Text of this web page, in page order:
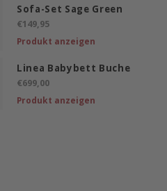
Sofa-Set Sage Green
€149,95
Produkt anzeigen
Linea Babybett Buche
€699,00
Produkt anzeigen